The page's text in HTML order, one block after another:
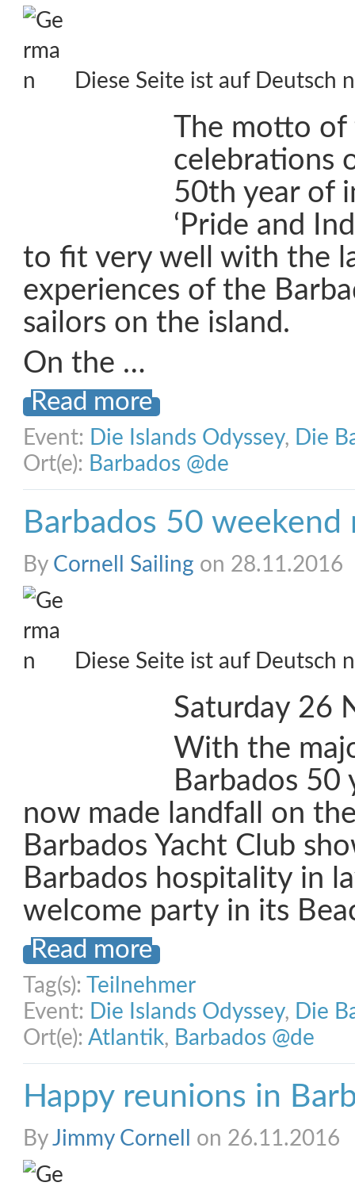
Diese Seite ist auf Deutsch
The motto
celebrations
50th year of
‘Pride and
to fit very well with the
experiences of the
sailors on the island.
On the …
Read more
Event: Die Islands Odyssey, Die
Ort(e): Barbados @de
Barbados 50 weekend
By Cornell Sailing on 28.11.2016
Diese Seite ist auf Deutsch
Saturday 26
With the
Barbados 50
now made landfall on
Barbados Yacht Club
Barbados hospitality in
welcome party in its
Read more
Tag(s):
Teilnehmer
Event: Die Islands Odyssey, Die
Ort(e): Atlantik, Barbados @de
Happy reunions in
ByJimmy Cornell on 26.11.2016